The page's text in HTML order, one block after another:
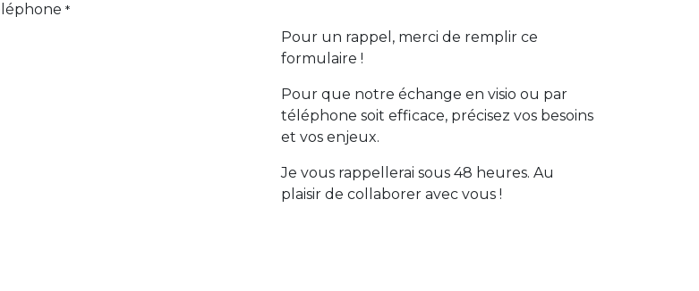
*
Pour un rappel, merci de remplir ce
formulaire !
Pour que notre échange en visio ou par
téléphone soit efficace, précisez vos besoins
et vos enjeux.
Je vous rappellerai sous 48 heures. Au
plaisir de collaborer avec vous !